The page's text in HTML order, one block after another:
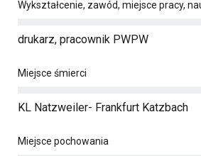
Wykształcenie, zawód, miejsce pracy,
drukarz, pracownik PWPW
Miejsce śmierci
KL Natzweiler- Frankfurt Katzbach
Miejsce pochowania